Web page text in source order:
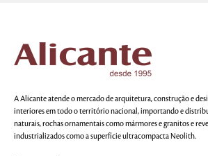
A Alicante atende o mercado de arquitetura, construção e
interiores em todo o território nacional, importando e
naturais, rochas ornamentais como mármores e granitos e
industrializados como a superfície ultracompacta Neolith.